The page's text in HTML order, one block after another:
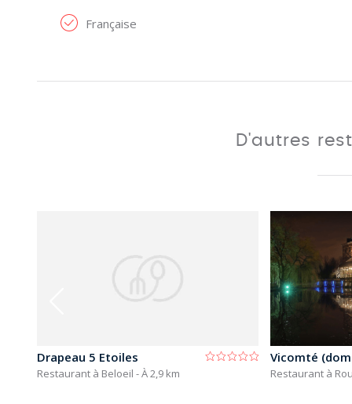
Française
D'autres
Drapeau 5 Etoiles
Restaurant à Beloeil - À 2,9 km Restaurant à